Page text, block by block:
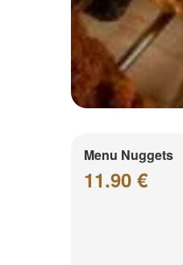
Menu Nuggets
11.90 €